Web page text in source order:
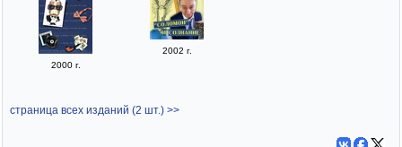
2000 г.
2002 г.
страница всех изданий (2 шт.) >>